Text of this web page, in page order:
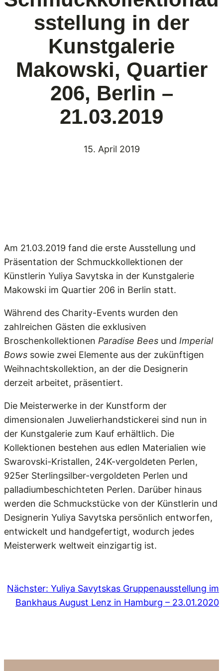
sstellung in der
Kunstgalerie
Makowski, Quartier
206, Berlin –
21.03.2019
15. April 2019
Am 21.03.2019 fand die erste Ausstellung und
Präsentation der Schmuckkollektionen der
Künstlerin Yuliya Savytska in der Kunstgalerie
Makowski im Quartier 206 in Berlin statt.
Während des Charity-Events wurden den
zahlreichen Gästen die exklusiven
Broschenkollektionen Paradise Bees und Imperial
Bows sowie zwei Elemente aus der zukünftigen
Weihnachtskollektion, an der die Designerin
derzeit arbeitet, präsentiert.
Die Meisterwerke in der Kunstform der
dimensionalen Juwelierhandstickerei sind nun in
der Kunstgalerie zum Kauf erhältlich. Die
Kollektionen bestehen aus edlen Materialien wie
Swarovski-Kristallen, 24K-vergoldeten Perlen,
925er Sterlingsilber-vergoldeten Perlen und
palladiumbeschichteten Perlen. Darüber hinaus
werden die Schmuckstücke von der Künstlerin und
Designerin Yuliya Savytska persönlich entworfen,
entwickelt und handgefertigt, wodurch jedes
Meisterwerk weltweit einzigartig ist.
Nächster: Yuliya Savytskas Gruppenausstellung im
Bankhaus August Lenz in Hamburg – 23.01.2020